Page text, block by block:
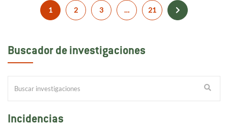
1 2 3 … 21
Buscador de investigaciones
Incidencias